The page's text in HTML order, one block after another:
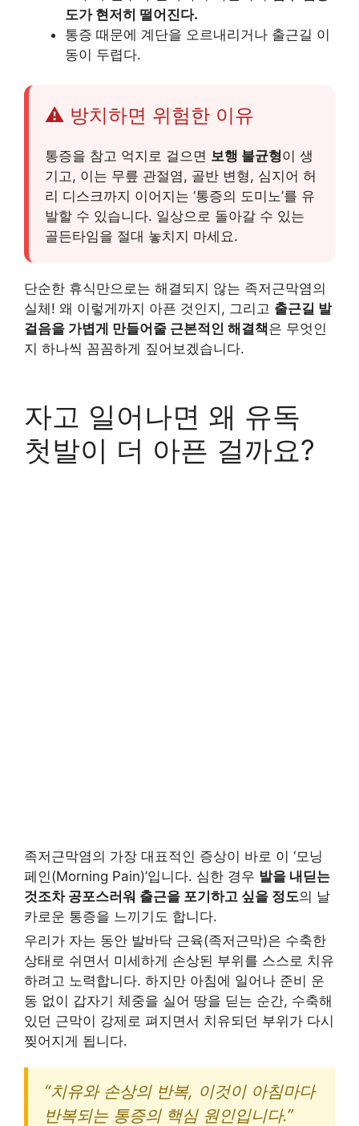
도가 현저히 떨어진다.
통증 때문에 계단을 오르내리거나 출근길 이
동이 두렵다.
⚠️ 방치하면 위험한 이유
통증을 참고 억지로 걸으면 보행 불균형이 생
기고, 이는 무릎 관절염, 골반 변형, 심지어 허
리 디스크까지 이어지는 ‘통증의 도미노’를 유
발할 수 있습니다. 일상으로 돌아갈 수 있는
골든타임을 절대 놓치지 마세요.
단순한 휴식만으로는 해결되지 않는 족저근막염의
실체! 왜 이렇게까지 아픈 것인지, 그리고 출근길 발
걸음을 가볍게 만들어줄 근본적인 해결책은 무엇인
지 하나씩 꼼꼼하게 짚어보겠습니다.
자고 일어나면 왜 유독
첫발이 더 아픈 걸까요?
족저근막염의 가장 대표적인 증상이 바로 이 ‘모닝
페인(Morning Pain)’입니다. 심한 경우 발을 내딛는
것조차 공포스러워 출근을 포기하고 싶을 정도의 날
카로운 통증을 느끼기도 합니다.
우리가 자는 동안 발바닥 근육(족저근막)은 수축한
상태로 쉬면서 미세하게 손상된 부위를 스스로 치유
하려고 노력합니다. 하지만 아침에 일어나 준비 운
동 없이 갑자기 체중을 실어 땅을 딛는 순간, 수축해
있던 근막이 강제로 펴지면서 치유되던 부위가 다시
찢어지게 됩니다.
“치유와 손상의 반복, 이것이 아침마다
반복되는 통증의 핵심 원인입니다.”